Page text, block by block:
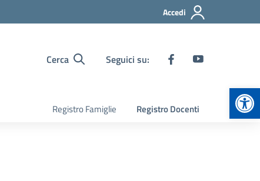
Accedi
Cerca Seguici su:
Registro Famiglie Registro Docenti